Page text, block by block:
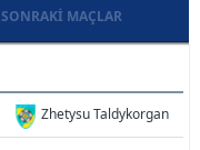
SONRAKI MAÇLAR
Zhetysu Taldykorgan